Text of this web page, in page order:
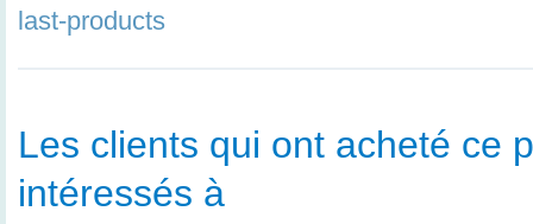
last-products
Les clients qui ont acheté ce
intéressés à